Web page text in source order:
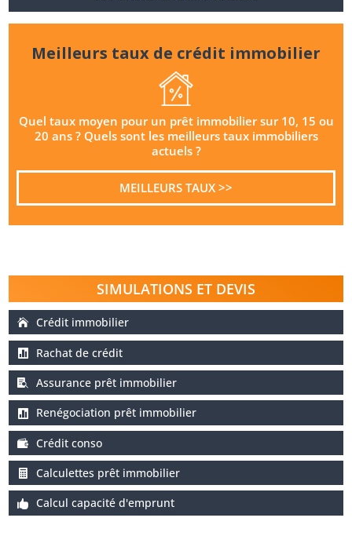
Meilleurs taux de crédit immobilier
Quel taux moyen pour un prêt immobilier sur 10, 15 ou
20 ans ? Quels sont les meilleurs taux immobiliers
actuels ?
MEILLEURS TAUX >>
SIMULATIONS ET DEVIS
Crédit immobilier
Rachat de crédit
Assurance prêt immobilier
Renégociation prêt immobilier
Crédit conso
Calculettes prêt immobilier
Calcul capacité d'emprunt